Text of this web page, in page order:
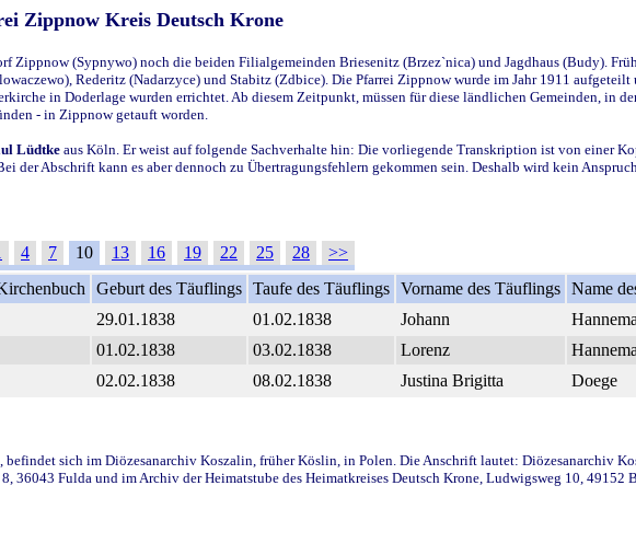
Zippnow Kreis Deutsch Krone
Zippnow (Sypnywo) noch die beiden Filialgemeinden Briesenitz (Brzez`nica) und Jagdhaus (Budy).
Rederitz (Nadarzyce) und Stabitz (Zdbice). Die Pfarrei Zippnow wurde im Jahr 1911
in Doderlage wurden errichtet. Ab diesem Zeitpunkt, müssen für diese ländlichen Gemeinden, in
- in Zippnow getauft worden.
Lüdtke aus Köln. Er weist auf folgende Sachverhalte hin: Die vorliegende Transkription ist von einer
der Abschrift kann es aber dennoch zu Übertragungsfehlern gekommen sein. Deshalb wird kein
4 7 10 13 16 19 22 25 28
>>
Geburt des Täuflings Taufe des Täuflings Vorname des Täuflings Name
29.01.1838 01.02.1838 Johann
01.02.1838 03.02.1838 Lorenz
02.02.1838 08.02.1838 Justina Brigitta Doege
sich im Diözesanarchiv Koszalin, früher Köslin, in Polen. Die Anschrift lautet: Diözesanarchiv
36043 Fulda und im Archiv der Heimatstube des Heimatkreises Deutsch Krone, Ludwigsweg 10,